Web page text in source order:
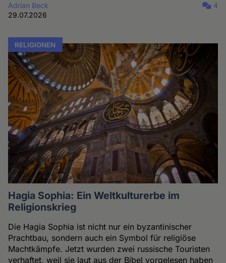
Adrian Beck
29.07.2026
4
RELIGIONEN
Hagia Sophia: Ein Weltkulturerbe im
Religionskrieg
Die Hagia Sophia ist nicht nur ein byzantinischer
Prachtbau, sondern auch ein Symbol für religiöse
Machtkämpfe. Jetzt wurden zwei russische Touristen
verhaftet, weil sie laut aus der Bibel vorgelesen haben